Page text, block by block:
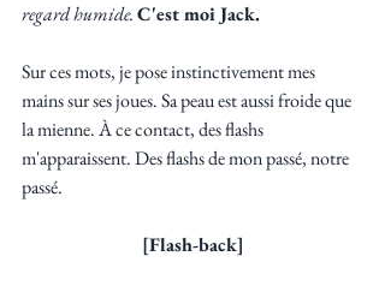
regard humide. C'est moi Jack.
Sur ces mots, je pose instinctivement mes
mains sur ses joues. Sa peau est aussi froide que
la mienne. À ce contact, des flashs
m'apparaissent. Des flashs de mon passé, notre
passé.
[Flash-back]